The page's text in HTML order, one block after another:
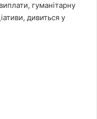
гуманітарну
дивиться у